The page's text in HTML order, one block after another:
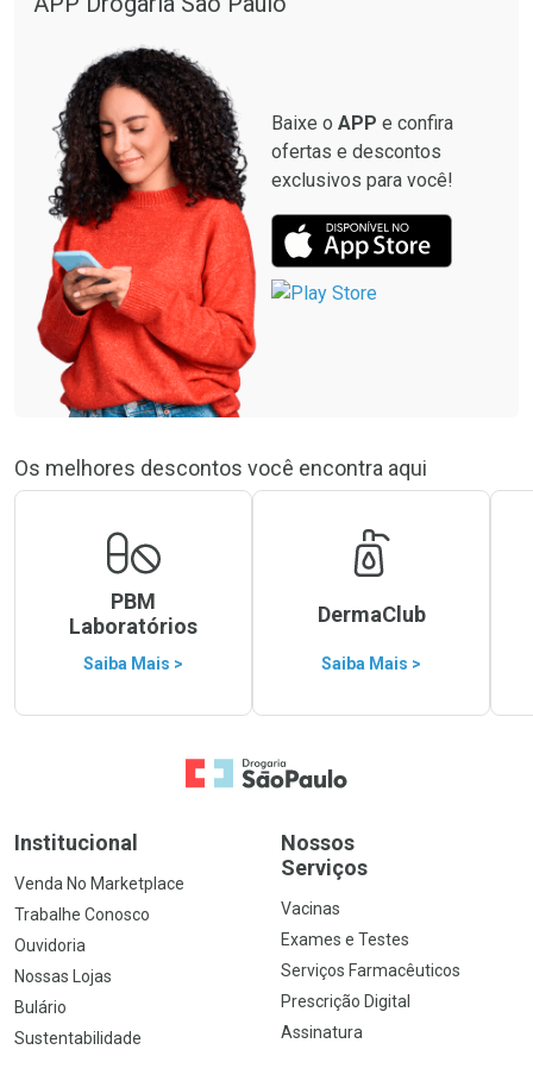
Baixe o APP e confira
ofertas e descontos
exclusivos para você!
Os melhores descontos você encontra aqui
PBM
Laboratórios
Saiba Mais >
DermaClub
Saiba Mais >
Ir para a Home
Institucional
Venda No Marketplace
Trabalhe Conosco
Ouvidoria
Nossas Lojas
Bulário
Sustentabilidade
Nossos
Serviços
Vacinas
Exames e Testes
Serviços Farmacêuticos
Prescrição Digital
Assinatura